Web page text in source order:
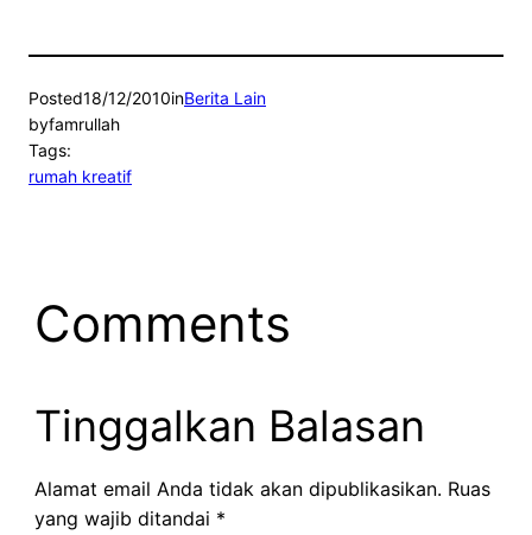
Posted18/12/2010inBerita Lain
byfamrullah
Tags:
rumah kreatif
Comments
Tinggalkan Balasan
Alamat email Anda tidak akan dipublikasikan. Ruas
yang wajib ditandai *